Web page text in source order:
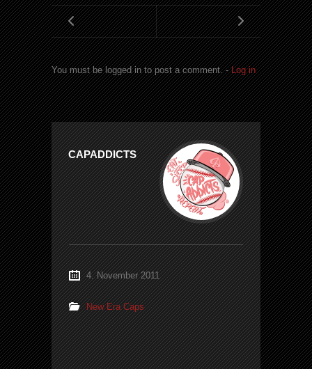
You must be logged in to post a comment. -Log in
CAPADDICTS
4. November 2011
New Era Caps